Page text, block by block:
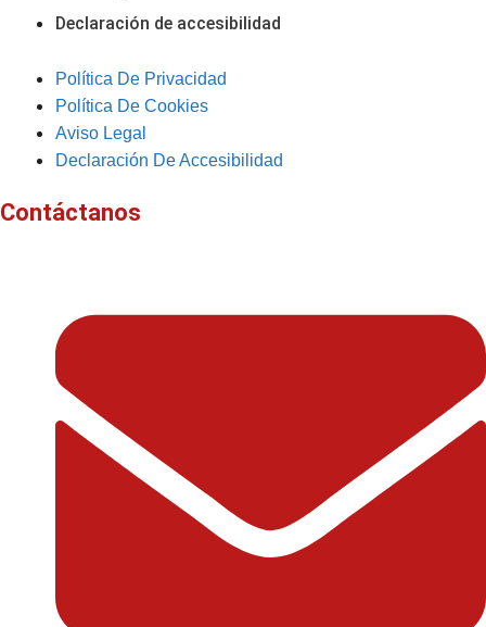
Declaración de accesibilidad
Política De Privacidad
Política De Cookies
Aviso Legal
Declaración De Accesibilidad
Contáctanos